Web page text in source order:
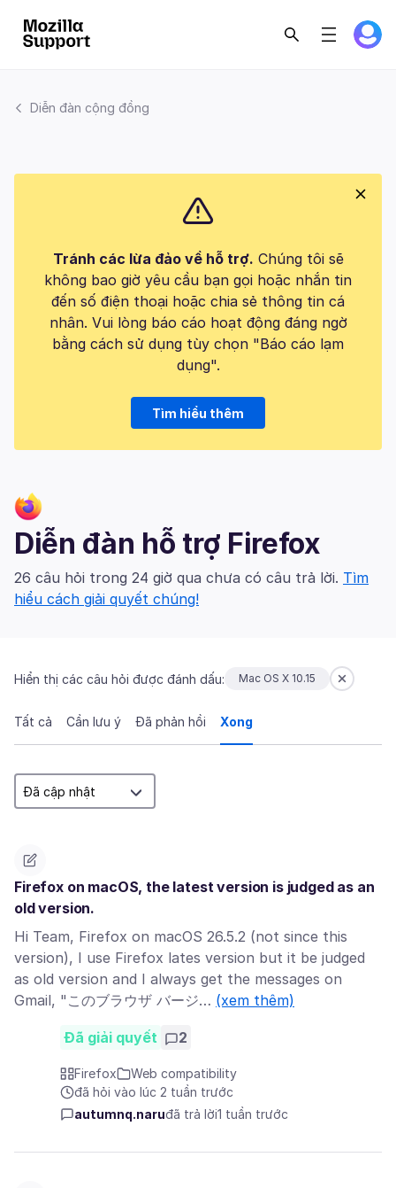
Diễn đàn cộng đồng
Tránh các lừa đảo về hỗ trợ. Chúng tôi sẽ
không bao giờ yêu cầu bạn gọi hoặc nhắn tin
đến số điện thoại hoặc chia sẻ thông tin cá
nhân. Vui lòng báo cáo hoạt động đáng ngờ
bằng cách sử dụng tùy chọn "Báo cáo lạm
dụng".
Tìm hiểu thêm
Diễn đàn hỗ trợ Firefox
26 câu hỏi trong 24 giờ qua chưa có câu trả lời. Tìm
hiểu cách giải quyết chúng!
Hiển thị các câu hỏi được đánh dấu: Mac OS X 10.15
Tất cả Cần lưu ý Đã phản hồi Xong
Firefox on macOS, the latest version is judged as an
old version.
Hi Team, Firefox on macOS 26.5.2 (not since this
version), I use Firefox lates version but it be judged
as old version and I always get the messages on
Gmail, "このブラウザ バージ… (xem thêm)
Đã giải quyết 2
Firefox
Web compatibility
đã hỏi vào lúc 2 tuần trước
autumnq.naruđã trả lời1 tuần trước